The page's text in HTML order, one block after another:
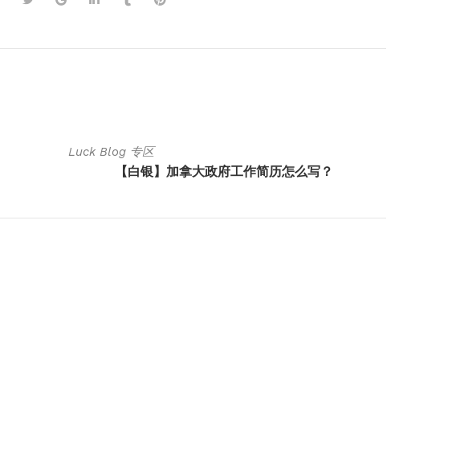
Luck Blog 专区
【白银】加拿大政府工作简历怎么写？